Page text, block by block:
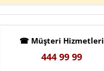
☎ Müşteri Hizmetleri
444 99 99